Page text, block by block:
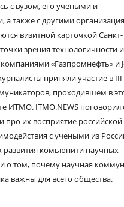
с вузом, его учеными и
а также с другими
визитной карточкой Санкт-
зрения технологичности и
«Газпромнефть» и
приняли участие в
проходившем в
ИТМО. ITMO.NEWS поговорил
про их восприятие российской
с учеными из
развития комьюнити научных
о том, почему научная
важны для всего общества.